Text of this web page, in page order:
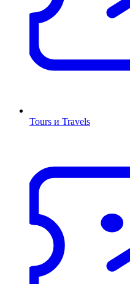
Tours и Travels